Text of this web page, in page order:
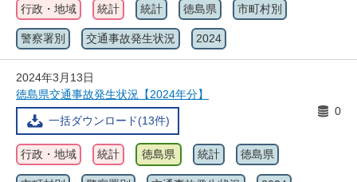
行政・地域 統計 統計 徳島県 市町村別
警察署別 交通事故発生状況 2024
2024年3月13日
徳島県交通事故発生状況【2024年分】
一括ダウンロード(13件)
0
行政・地域 統計 徳島県 統計 徳島県